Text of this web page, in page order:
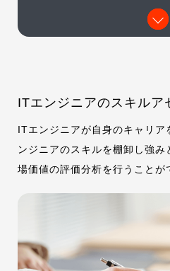
ITエンジニアのスキルア
ITエンジニアが自身のキャリア
ンジニアのスキルを棚卸し強
場価値の評価分析を行うことが